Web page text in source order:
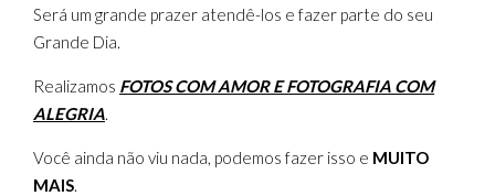
Será um grande prazer atendê-los e fazer parte do seu
Grande Dia.
Realizamos FOTOS COM AMOR E FOTOGRAFIA COM
ALEGRIA.
Você ainda não viu nada, podemos fazer isso e MUITO
MAIS.